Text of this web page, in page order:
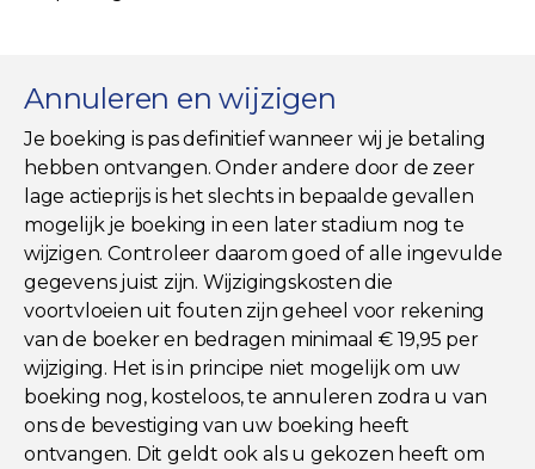
Annuleren en wijzigen
Je boeking is pas definitief wanneer wij je betaling
hebben ontvangen. Onder andere door de zeer
lage actieprijs is het slechts in bepaalde gevallen
mogelijk je boeking in een later stadium nog te
wijzigen. Controleer daarom goed of alle ingevulde
gegevens juist zijn. Wijzigingskosten die
voortvloeien uit fouten zijn geheel voor rekening
van de boeker en bedragen minimaal € 19,95 per
wijziging. Het is in principe niet mogelijk om uw
boeking nog, kosteloos, te annuleren zodra u van
ons de bevestiging van uw boeking heeft
ontvangen. Dit geldt ook als u gekozen heeft om